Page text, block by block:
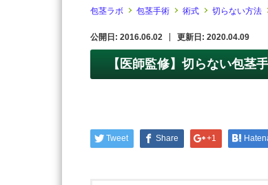
包茎ラボ 包茎手術 術式 切らない方法
公開日: 2016.06.02 更新日: 2020.04.09
【医師監修】切らない包茎
Tweet Share +1